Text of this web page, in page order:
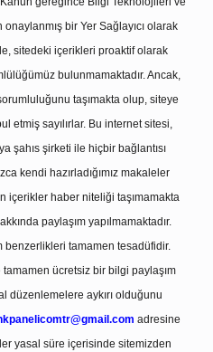
onaylanmış bir Yer Sağlayıcı olarak
sitedeki içerikleri proaktif olarak
bulunmamaktadır. Ancak,
taşımakta olup, siteye
etmiş sayılırlar. Bu internet sitesi,
şahıs şirketi ile hiçbir bağlantısı
kendi hazırladığımız makaleler
içerikler haber niteliği taşımamakta
paylaşım yapılmamaktadır.
benzerlikleri tamamen tesadüfidir.
ücretsiz bir bilgi paylaşım
düzenlemelere aykırı olduğunu
adresine
yasal süre içerisinde sitemizden